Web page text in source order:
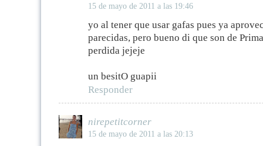
15 de mayo de 2011 a las 19:46
yo al tener que usar gafas pues ya
parecidas, pero bueno di que son de
perdida jejeje
un besitO guapii
Responder
nirepetitcorner
15 de mayo de 2011 a las 20:13